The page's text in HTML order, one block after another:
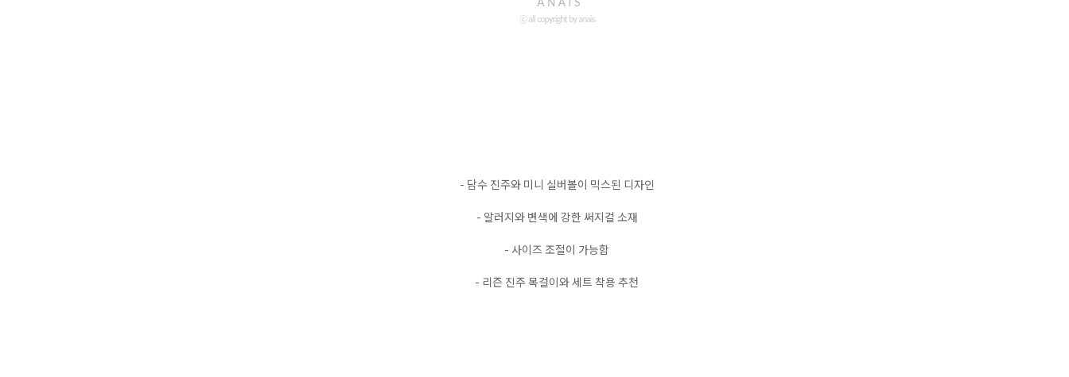
- 담수 진주와 미니 실버볼이 믹스된 디자인
- 알러지와 변색에 강한 써지컬 소재
- 사이즈 조절이 가능함
- 리즌 진주 목걸이와 세트 착용 추천